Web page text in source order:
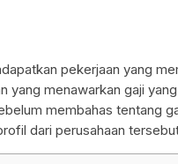
pekerjaan yang
yang menawarkan gaji
membahas tentang
dari perusahaan